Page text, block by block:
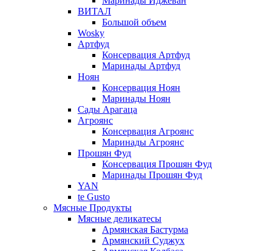
ВИТАЛ
Большой объем
Wosky
Артфуд
Консервация Артфуд
Маринады Артфуд
Ноян
Консервация Ноян
Маринады Ноян
Сады Арагаца
Агроянс
Консервация Агроянс
Маринады Агроянс
Прошян Фуд
Консервация Прошян Фуд
Маринады Прошян Фуд
YAN
te Gusto
Мясные Продукты
Мясные деликатесы
Армянская Бастурма
Армянский Суджух